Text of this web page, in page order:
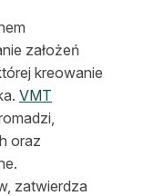
założeń
kreowanie
VMT
oraz
zatwierdza